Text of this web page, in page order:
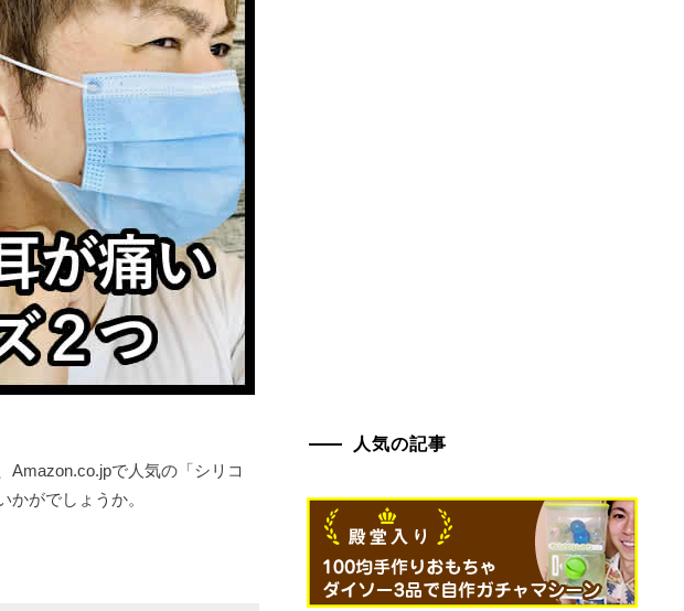
Amazon.co.jpで人気の「シリコ
がでしょうか。
人気の記事